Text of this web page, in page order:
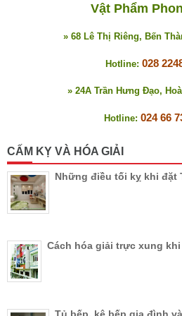
Vật Phẩm
» 68 Lê Thị Riêng, Bến
Hotline: 028
» 24A Trần Hưng Đạo,
Hotline: 024 66
CẤM KỴ VÀ HÓA GIẢI
Những điều tối kỵ khi đặt
Cách hóa giải trực xung